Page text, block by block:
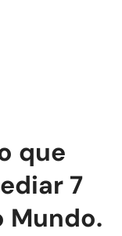
que
7
Mundo.